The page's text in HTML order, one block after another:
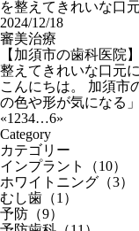
2024/12/18
審美治療
【加須市の歯科医院
整えてきれいな口元に
こんにちは。 加須
の色や形が気になる
«1 234…6»
Category
カテゴリー
インプラント（10）
ホワイトニング（3）
むし歯（1）
予防（9）